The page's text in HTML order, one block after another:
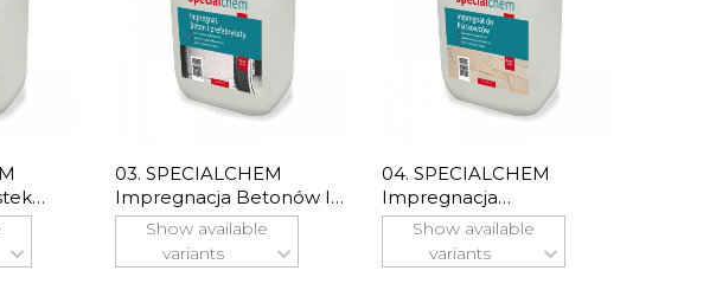
Efekt"
03. SPECIALCHEM
Impregnacja Betonów I
Prefabrykatów
Show available
variants
04. SPECIALCHEM
Impregnacja
Piaskowców
Show available
variants